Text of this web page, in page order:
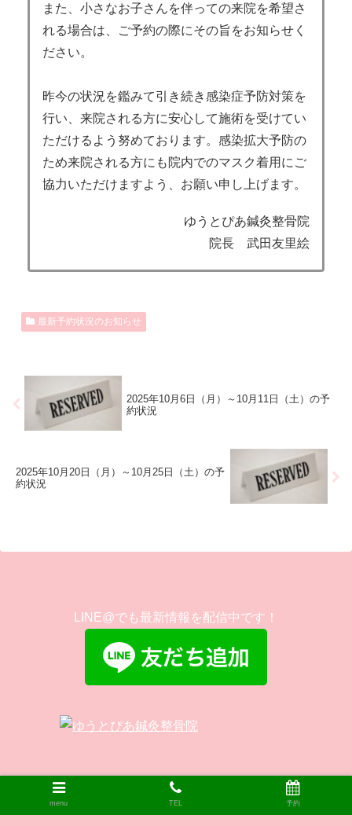
また、小さなお子さんを伴っての来院を希望さ
れる場合は、ご予約の際にその旨をお知らせく
ださい。
昨今の状況を鑑みて引き続き感染症予防対策を
行い、来院される方に安心して施術を受けてい
ただけるよう努めております。感染拡大予防の
ため来院される方にも院内でのマスク着用にご
協力いただけますよう、お願い申し上げます。
ゆうとぴあ鍼灸整骨院
院長 武田友里絵
最新予約状況のお知らせ
2025年10月6日（月）～10月11日（土）の予
約状況
2025年10月20日（月）～10月25日（土）の予
約状況
LINE@でも最新情報を配信中です！
© 2012-2026 倉敷市の鍼灸院 ゆうとぴあ鍼灸整骨院.
menu TEL 予約